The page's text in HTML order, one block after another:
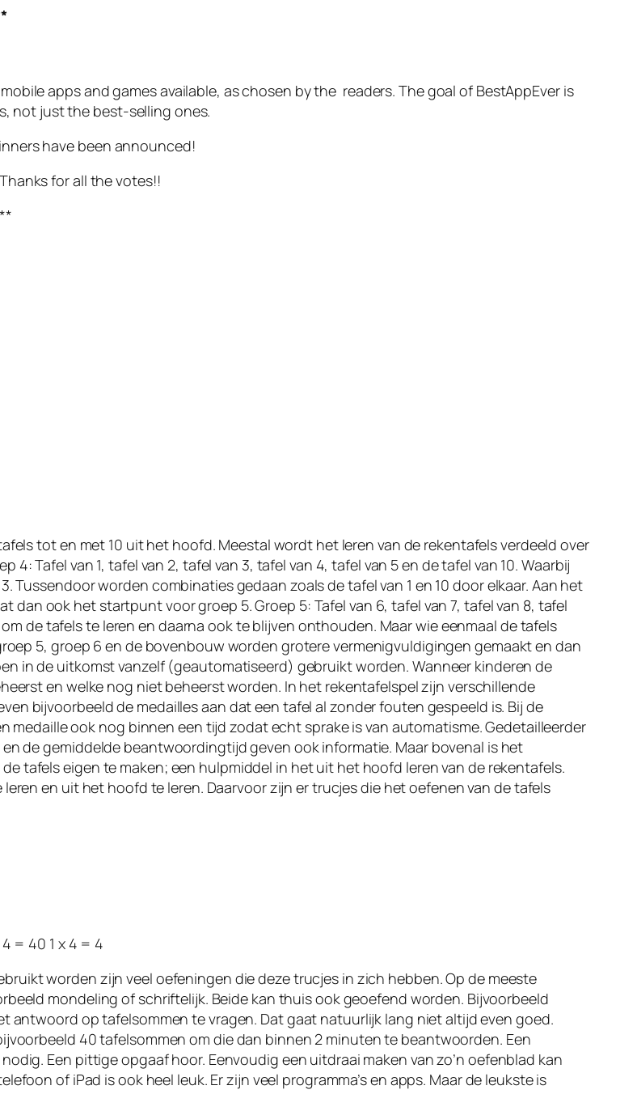
apps and games available, as chosen by the readers. The goal of BestAppEver is
not just the best-selling ones.
have been announced!
for all the votes!!
tot en met 10 uit het hoofd. Meestal wordt het leren van de rekentafels verdeeld over
Tafel van 1, tafel van 2, tafel van 3, tafel van 4, tafel van 5 en de tafel van 10. Waarbij
Tussendoor worden combinaties gedaan zoals de tafel van 1 en 10 door elkaar. Aan het
dan ook het startpunt voor groep 5. Groep 5: Tafel van 6, tafel van 7, tafel van 8, tafel
de tafels te leren en daarna ook te blijven onthouden. Maar wie eenmaal de tafels
5, groep 6 en de bovenbouw worden grotere vermenigvuldigingen gemaakt en dan
in de uitkomst vanzelf (geautomatiseerd) gebruikt worden. Wanneer kinderen de
en welke nog niet beheerst worden. In het rekentafelspel zijn verschillende
bijvoorbeeld de medailles aan dat een tafel al zonder fouten gespeeld is. Bij de
medaille ook nog binnen een tijd zodat echt sprake is van automatisme. Gedetailleerder
de gemiddelde beantwoordingtijd geven ook informatie. Maar bovenal is het
tafels eigen te maken; een hulpmiddel in het uit het hoofd leren van de rekentafels.
en uit het hoofd te leren. Daarvoor zijn er trucjes die het oefenen van de tafels
= 40 1 x 4 = 4
worden zijn veel oefeningen die deze trucjes in zich hebben. Op de meeste
mondeling of schriftelijk. Beide kan thuis ook geoefend worden. Bijvoorbeeld
antwoord op tafelsommen te vragen. Dat gaat natuurlijk lang niet altijd even goed.
40 tafelsommen om die dan binnen 2 minuten te beantwoorden. Een
Een pittige opgaaf hoor. Eenvoudig een uitdraai maken van zo’n oefenblad kan
of iPad is ook heel leuk. Er zijn veel programma’s en apps. Maar de leukste is